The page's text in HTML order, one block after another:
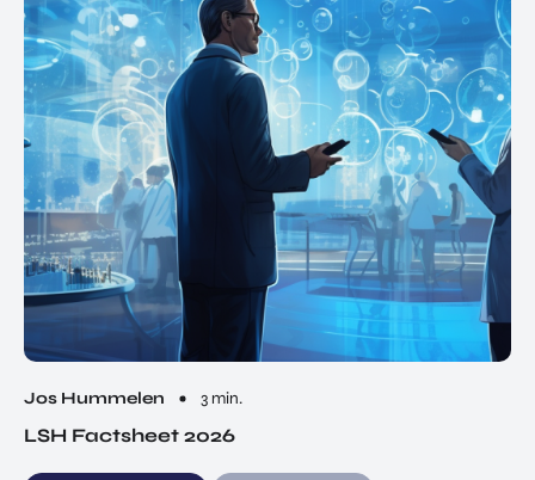
Jos Hummelen 3 min.
LSH Factsheet 2026